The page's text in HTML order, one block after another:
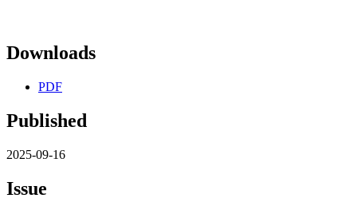
Downloads
PDF
Published
2025-09-16
Issue